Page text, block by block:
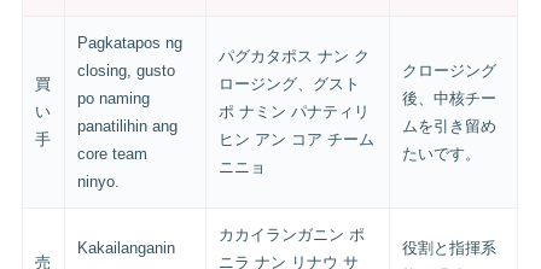
買
い
手
Pagkatapos ng
closing, gusto
po naming
panatilihin ang
core team
ninyo.
パグカタポス ナン ク
ロージング、グスト
ポ ナミン パナティリ
ヒン アン コア チーム
ニニョ
クロージング
後、中核チー
ムを引き留め
たいです。
売
Kakailanganin
カカイランガニン ポ
ニラ ナン リナウ サ
役割と指揮系